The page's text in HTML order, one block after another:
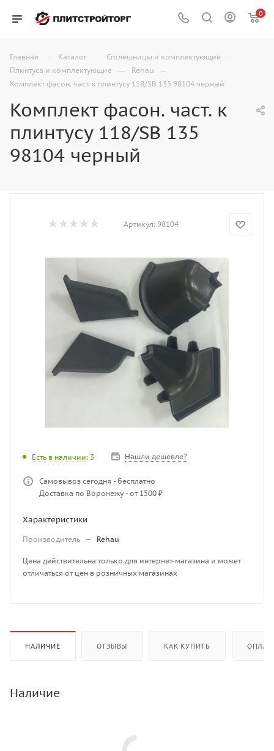
0
Главная — Каталог — Столешницы и комплектующие —
Плинтуса и комплектующие — Rehau —
Комплект фасон. част. к плинтусу 118/SB 135 98104 черный
Комплект фасон. част. к
плинтусу 118/SB 135
98104 черный
Артикул: 98104
Есть в наличии: 3 Нашли дешевле?
Самовывоз сегодня - бесплатно
Доставка по Воронежу - от 1500 ₽
Характеристики
Производитель — Rehau
Цена действительна только для интернет-магазина и может
отличаться от цен в розничных магазинах
НАЛИЧИЕ ОТЗЫВЫ КАК КУПИТЬ
Наличие